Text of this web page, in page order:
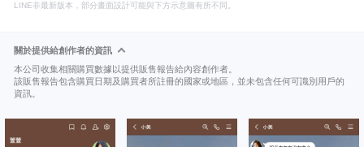
LINE非最新版本，部分畫面設計可能與下方示意圖有所不同。
關於提供給創作者的資訊
本公司收集相關購買數據以提供販售報告給內容創作者。
該販售報告包含購買日期及購買者所註冊的國家或地區，並未包含任何可識別用戶的
資訊。